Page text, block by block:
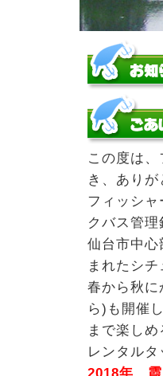
この度は
き、ありが
フィッシ
クバス管理
仙台市中
まれたシ
春から秋
ら)も開催
まで楽し
レンタル
2018年 霞